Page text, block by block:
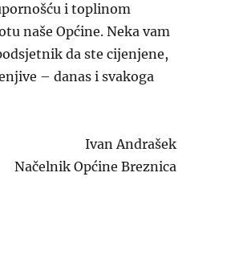
i toplinom
naše Općine. Neka vam
da ste cijenjene,
– danas i svakoga
Ivan Andrašek
Načelnik Općine Breznica